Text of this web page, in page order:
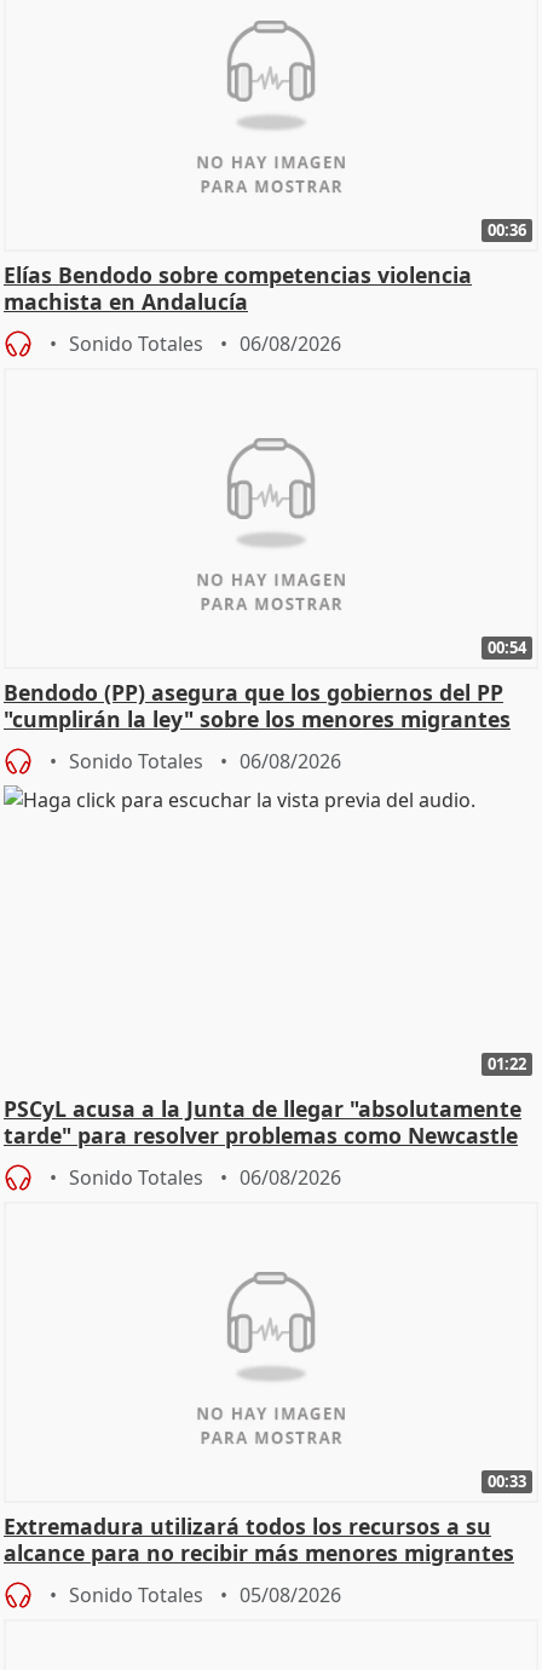
00:36
Elías Bendodo sobre competencias violencia
machista en Andalucía
Sonido Totales 06/08/2026
00:54
Bendodo (PP) asegura que los gobiernos del PP
"cumplirán la ley" sobre los menores migrantes
Sonido Totales 06/08/2026
01:22
PSCyL acusa a la Junta de llegar "absolutamente
tarde" para resolver problemas como Newcastle
Sonido Totales 06/08/2026
00:33
Extremadura utilizará todos los recursos a su
alcance para no recibir más menores migrantes
Sonido Totales 05/08/2026